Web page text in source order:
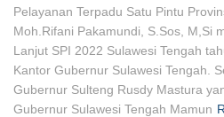
Pelayanan Terpadu Satu Pintu
Moh.Rifani Pakamundi, S.Sos, M,Si
Lanjut SPI 2022 Sulawesi Tengah
Kantor Gubernur Sulawesi Tengah.
Gubernur Sulteng Rusdy Mastura
Gubernur Sulawesi Tengah Mamun